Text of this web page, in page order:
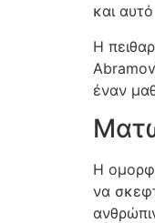
και
Η
έναν
Η
να